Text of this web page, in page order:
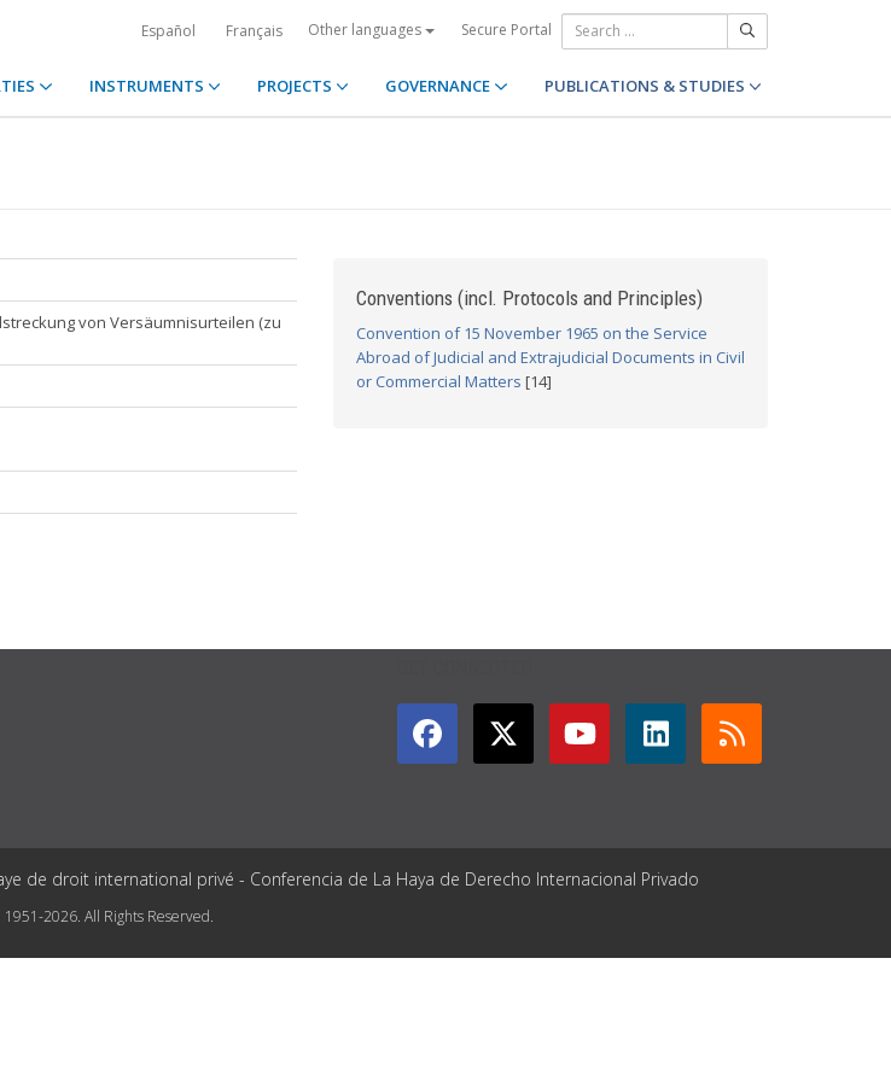
Español Français Other languages Secure Portal
INSTRUMENTS PROJECTS GOVERNANCE PUBLICATIONS & STUDIES
von Versäumnisurteilen (zu
Conventions (incl. Protocols and Principles)
Convention of 15 November 1965 on the Service
Abroad of Judicial and Extrajudicial Documents in Civil
or Commercial Matters [14]
de droit international privé - Conferencia de La Haya de Derecho Internacional Privado
2026. All Rights Reserved.